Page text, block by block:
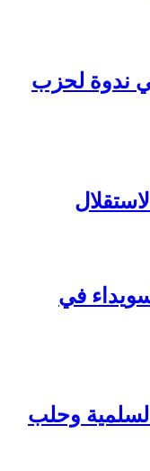
ندوة لحزب
في
وحلب